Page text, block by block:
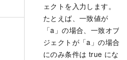
ェクトを入力します。
たとえば、一致値が
「a」の場合、一致オブ
ジェクトが「a」の場合
にのみ条件は true にな